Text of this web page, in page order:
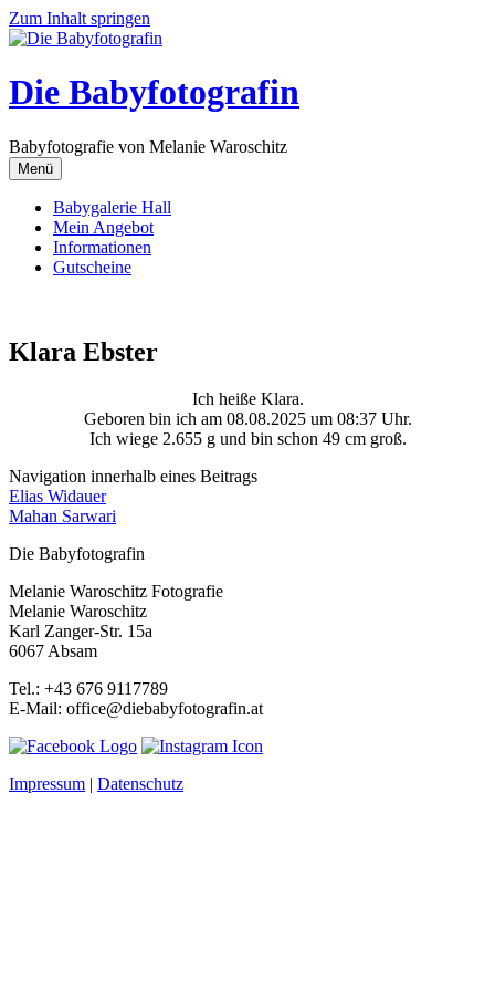
Zum Inhalt springen
Die Babyfotografin
Babyfotografie von Melanie Waroschitz
Menü
Babygalerie Hall
Mein Angebot
Informationen
Gutscheine
Klara Ebster
Ich heiße Klara.
Geboren bin ich am 08.08.2025 um 08:37 Uhr.
Ich wiege 2.655 g und bin schon 49 cm groß.
Navigation innerhalb eines Beitrags
Elias Widauer
Mahan Sarwari
Die Babyfotografin
Melanie Waroschitz Fotografie
Melanie Waroschitz
Karl Zanger-Str. 15a
6067 Absam
Tel.: +43 676 9117789
E-Mail: office@diebabyfotografin.at
Impressum | Datenschutz